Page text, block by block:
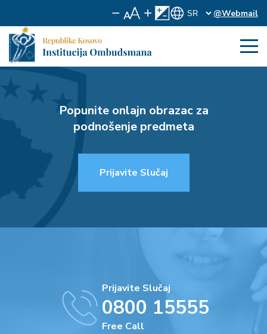
@Webmail
Popunite onlajn obrazac za
podnošenje predmeta
Prijavite Slučaj
Prijavite Slučaj
0800 15555
Free Call